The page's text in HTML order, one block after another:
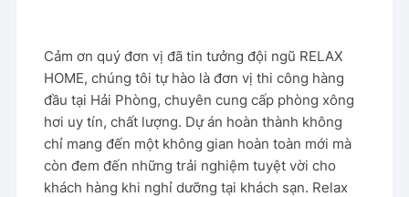
Cảm ơn quý đơn vị đã tin tưởng đội ngũ RELAX
HOME, chúng tôi tự hào là đơn vị thi công hàng
đầu tại Hải Phòng, chuyên cung cấp phòng xông
hơi uy tín, chất lượng. Dự án hoàn thành không
chỉ mang đến một không gian hoàn toàn mới mà
còn đem đến những trải nghiệm tuyệt vời cho
khách hàng khi nghỉ dưỡng tại khách sạn. Relax